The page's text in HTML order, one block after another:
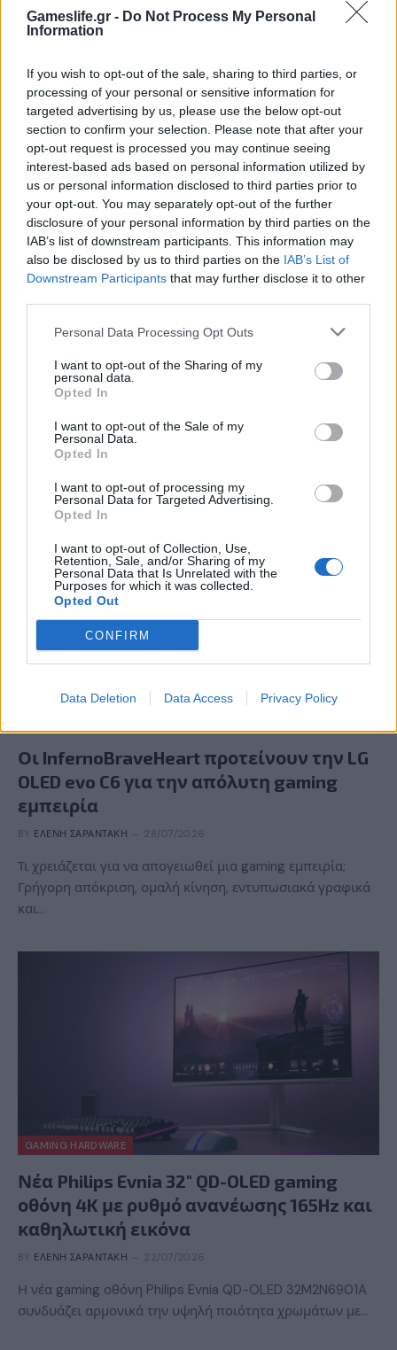
Gameslife.gr - Do Not Process My Personal
Information
If you wish to opt-out of the sale, sharing to third parties, or
processing of your personal or sensitive information for
targeted advertising by us, please use the below opt-out
section to confirm your selection. Please note that after your
opt-out request is processed you may continue seeing
interest-based ads based on personal information utilized by
us or personal information disclosed to third parties prior to
your opt-out. You may separately opt-out of the further
disclosure of your personal information by third parties on the
IAB’s list of downstream participants. This information may
also be disclosed by us to third parties on the IAB’s List of
Downstream Participants that may further disclose it to other
Personal Data Processing Opt Outs
I want to opt-out of the Sharing of my
personal data.
Opted In
I want to opt-out of the Sale of my
Personal Data.
Opted In
I want to opt-out of processing my
Personal Data for Targeted Advertising.
Opted In
I want to opt-out of Collection, Use,
Retention, Sale, and/or Sharing of my
Personal Data that Is Unrelated with the
Purposes for which it was collected.
Opted Out
CONFIRM
Data Deletion Data Access Privacy Policy
Summer Mode ON! Η LG μετατρέπει κάθε
BY ΠΈΤΡΟΣ ΚΥΠΡΑΊΟΣ 06/08/2026
Καλοκαιρινές στιγμές, ατελείωτες αποδράσεις και gaming
εμπειρίες με την τεχνολογία της LG UltraGear OLED. Η…
REVIEWS
The Mound: Omen of Cthulhu Review
ΠΈΤΡΟΣ ΚΥΠΡΑΊΟΣ 03/08/2026
Η ACE Team δεν ήταν ποτέ ένα στούντιο που
ακολουθούσε την πεπατημένη. Από τα Zeno…
Οι InfernoBraveHeart προτείνουν την LG
OLED evo C6 για την απόλυτη gaming
εμπειρία
BY ΕΛΈΝΗ ΣΑΡΑΝΤΆΚΗ 28/07/2026
Τι χρειάζεται για να απογειωθεί μια gaming εμπειρία;
Γρήγορη απόκριση, ομαλή κίνηση, εντυπωσιακά γραφικά
και…
GAMING HARDWARE
Νέα Philips Evnia 32″ QD-OLED gaming
οθόνη 4K με ρυθμό ανανέωσης 165Hz και
καθηλωτική εικόνα
BY ΕΛΈΝΗ ΣΑΡΑΝΤΆΚΗ 22/07/2026
Η νέα gaming οθόνη Philips Evnia QD-OLED 32M2N6901A
συνδυάζει αρμονικά την υψηλή ποιότητα χρωμάτων με…